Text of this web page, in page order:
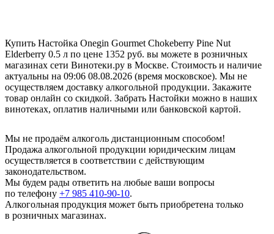
Купить Настойка Onegin Gourmet Chokeberry Pine Nut
Elderberry 0.5 л по цене 1352 руб. вы можете в розничных
магазинах сети Винотеки.ру в Москве. Стоимость и наличие
актуальны на 09:06 08.08.2026 (время московское). Мы не
осуществляем доставку алкогольной продукции. Закажите
товар онлайн со скидкой. Забрать Настойки можно в наших
винотеках, оплатив наличными или банковской картой.
Мы не продаём алкоголь дистанционным способом!
Продажа алкогольной продукции юридическим лицам
осуществляется в соответствии с действующим
законодательством.
Мы будем рады ответить на любые ваши вопросы
по телефону +7 985 410-90-10.
Алкогольная продукция может быть приобретена только
в розничных магазинах.